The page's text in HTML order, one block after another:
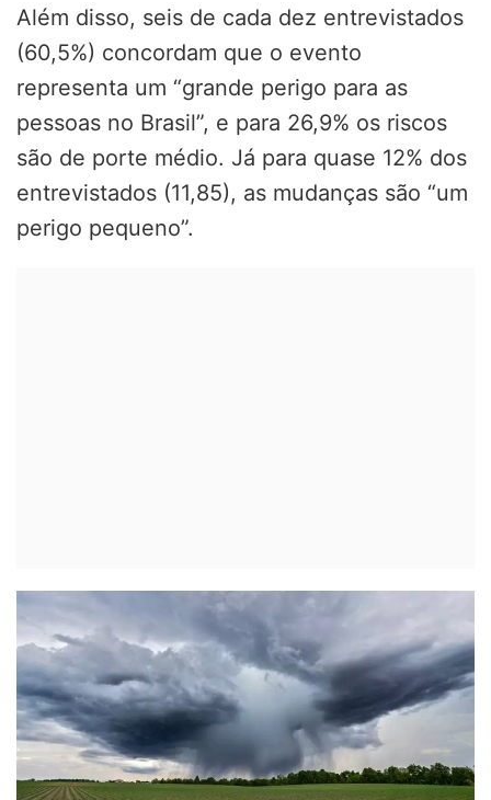
Além disso, seis de cada dez entrevistados
(60,5%) concordam que o evento
representa um “grande perigo para as
pessoas no Brasil”, e para 26,9% os riscos
são de porte médio. Já para quase 12% dos
entrevistados (11,85), as mudanças são “um
perigo pequeno”.